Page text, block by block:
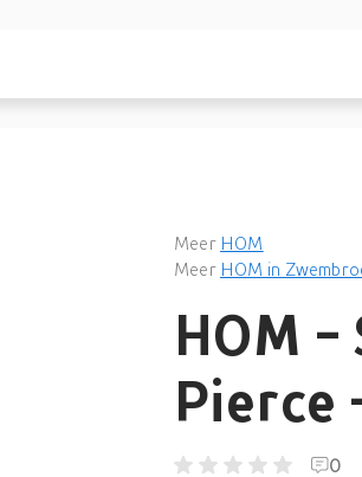
Meer HOM
Meer HOM in
HOM -
Pierce
0